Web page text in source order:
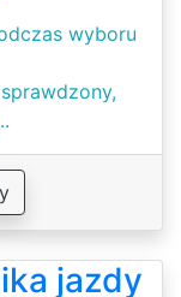
wyboru
jazdy